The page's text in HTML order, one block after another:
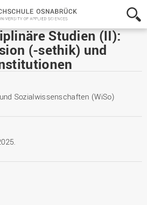
Hochschule
Osnabrück
-
University
of
Sciences
Studien (II):
(-sethik) und
Sozialwissenschaften (WiSo)